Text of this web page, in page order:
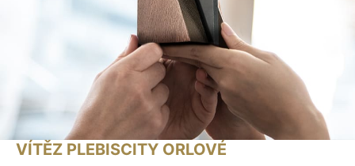
VÍTĚZ PLEBISCITY ORLOVÉ